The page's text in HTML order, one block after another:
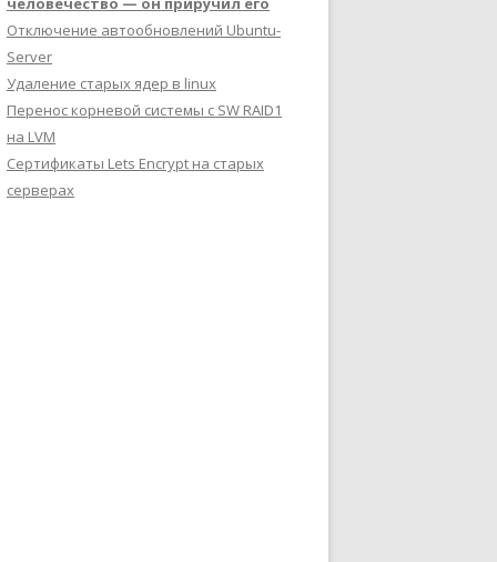
Отключение автообновлений Ubuntu-
Server
Удаление старых ядер в linux
Перенос корневой системы с SW RAID1
на LVM
Сертификаты Lets Encrypt на старых
серверах